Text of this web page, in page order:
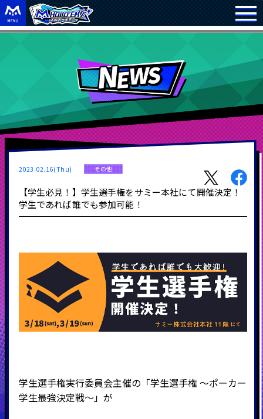
2023.02.16(Thu) その他
【学生必見！】学生選手権をサミー本社にて開催決定！
学生であれば誰でも参加可能！
学生選手権実行委員会主催の「学生選手権 ～ポーカー
学生最強決定戦～」が